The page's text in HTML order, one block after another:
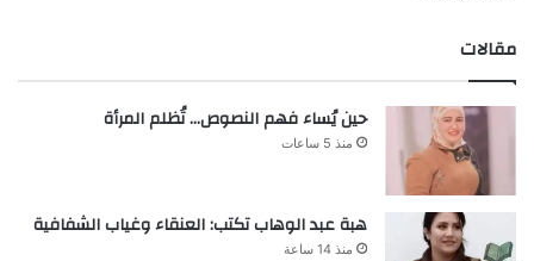
مقالات
حين يُساء فهم النصوص… تُظلم المرأة
منذ 5 ساعات
هبة عبد الوهاب تكتب: العنقاء وغياب الشفافية
منذ 14 ساعة